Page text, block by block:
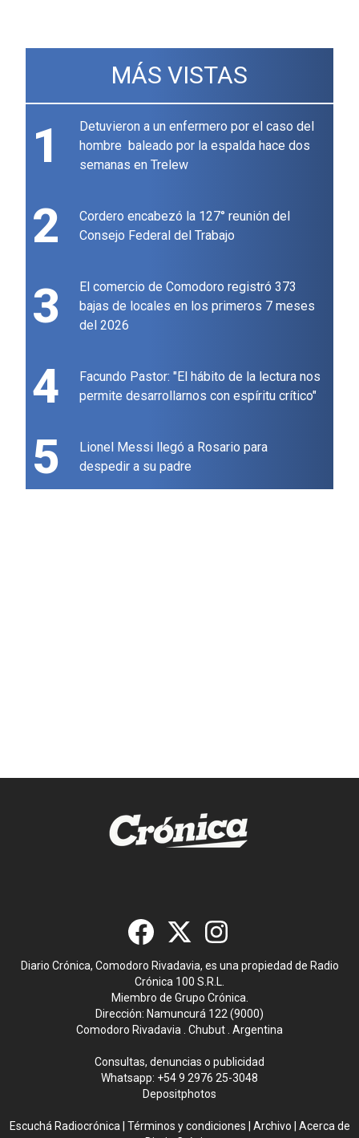
MÁS VISTAS
1
Detuvieron a un enfermero por el caso del
hombre baleado por la espalda hace dos
semanas en Trelew
2
Cordero encabezó la 127° reunión del
Consejo Federal del Trabajo
3
El comercio de Comodoro registró 373
bajas de locales en los primeros 7 meses
del 2026
4
Facundo Pastor: "El hábito de la lectura nos
permite desarrollarnos con espíritu crítico"
5
Lionel Messi llegó a Rosario para
despedir a su padre
Diario Crónica, Comodoro Rivadavia, es una propiedad de Radio
Crónica 100 S.R.L.
Miembro de Grupo Crónica.
Dirección: Namuncurá 122 (9000)
Comodoro Rivadavia . Chubut . Argentina
Consultas, denuncias o publicidad
Whatsapp: +54 9 2976 25-3048
Depositphotos
Escuchá Radiocrónica Términos y condiciones Archivo
Acerca de